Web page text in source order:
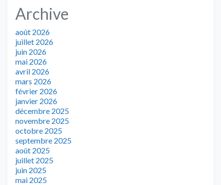
Archive
août 2026
juillet 2026
juin 2026
mai 2026
avril 2026
mars 2026
février 2026
janvier 2026
décembre 2025
novembre 2025
octobre 2025
septembre 2025
août 2025
juillet 2025
juin 2025
mai 2025